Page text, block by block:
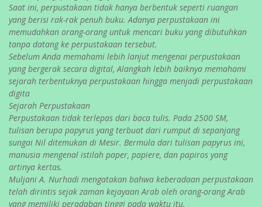
Saat ini, perpustakaan tidak hanya berbentuk seperti ruangan
yang berisi rak-rak penuh buku. Adanya perpustakaan ini
memudahkan orang-orang untuk mencari buku yang dibutuhkan
tanpa datang ke perpustakaan tersebut.
Sebelum Anda memahami lebih lanjut mengenai perpustakaan
yang bergerak secara digital, Alangkah lebih baiknya memahami
sejarah terbentuknya perpustakaan hingga menjadi perpustakaan
digita
Sejarah Perpustakaan
Perpustakaan tidak terlepas dari baca tulis. Pada 2500 SM,
tulisan berupa papyrus yang terbuat dari rumput di sepanjang
sungai Nil ditemukan di Mesir. Bermula dari tulisan papyrus ini,
manusia mengenal istilah paper, papiere, dan papiros yang
artinya kertas.
Muljani A. Nurhadi mengatakan bahwa keberadaan perpustakaan
telah dirintis sejak zaman kejayaan Arab oleh orang-orang Arab
yang memiliki peradaban tinggi pada waktu itu.